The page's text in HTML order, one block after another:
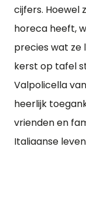
cijfers. Hoewel
horeca heeft,
precies wat ze
kerst op tafel
Valpolicella
heerlijk
vrienden en
Italiaanse